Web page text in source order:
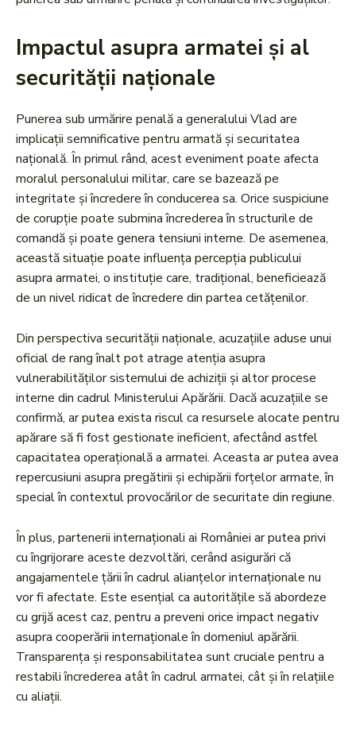
Impactul asupra armatei și al
securității naționale
Punerea sub urmărire penală a generalului Vlad are
implicații semnificative pentru armată și securitatea
națională. În primul rând, acest eveniment poate afecta
moralul personalului militar, care se bazează pe
integritate și încredere în conducerea sa. Orice suspiciune
de corupție poate submina încrederea în structurile de
comandă și poate genera tensiuni interne. De asemenea,
această situație poate influența percepția publicului
asupra armatei, o instituție care, tradițional, beneficiează
de un nivel ridicat de încredere din partea cetățenilor.
Din perspectiva securității naționale, acuzațiile aduse unui
oficial de rang înalt pot atrage atenția asupra
vulnerabilităților sistemului de achiziții și altor procese
interne din cadrul Ministerului Apărării. Dacă acuzațiile se
confirmă, ar putea exista riscul ca resursele alocate pentru
apărare să fi fost gestionate ineficient, afectând astfel
capacitatea operațională a armatei. Aceasta ar putea avea
repercusiuni asupra pregătirii și echipării forțelor armate, în
special în contextul provocărilor de securitate din regiune.
În plus, partenerii internaționali ai României ar putea privi
cu îngrijorare aceste dezvoltări, cerând asigurări că
angajamentele țării în cadrul alianțelor internaționale nu
vor fi afectate. Este esențial ca autoritățile să abordeze
cu grijă acest caz, pentru a preveni orice impact negativ
asupra cooperării internaționale în domeniul apărării.
Transparența și responsabilitatea sunt cruciale pentru a
restabili încrederea atât în cadrul armatei, cât și în relațiile
cu aliații.